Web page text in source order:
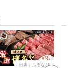
出典：ふるなび